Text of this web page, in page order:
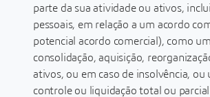
parte da sua atividade ou ativos,
pessoais, em relação a um acordo
potencial acordo comercial), como
consolidação, aquisição,
ativos, ou em caso de insolvência, ou
controle ou liquidação total ou